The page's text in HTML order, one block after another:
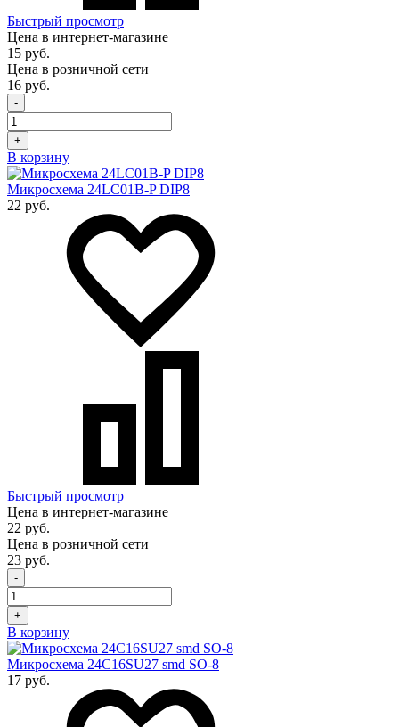
Быстрый просмотр
Цена в интернет-магазине
15 руб.
Цена в розничной сети
16 руб.
-
+
В корзину
Микросхема 24LC01B-P DIP8
22 руб.
Быстрый просмотр
Цена в интернет-магазине
22 руб.
Цена в розничной сети
23 руб.
-
+
В корзину
Микросхема 24C16SU27 smd SO-8
17 руб.